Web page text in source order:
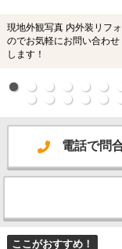
現地外観写真 内外装リフ
のでお気軽にお問い合わ
します！
電話で問
ここがおすすめ！